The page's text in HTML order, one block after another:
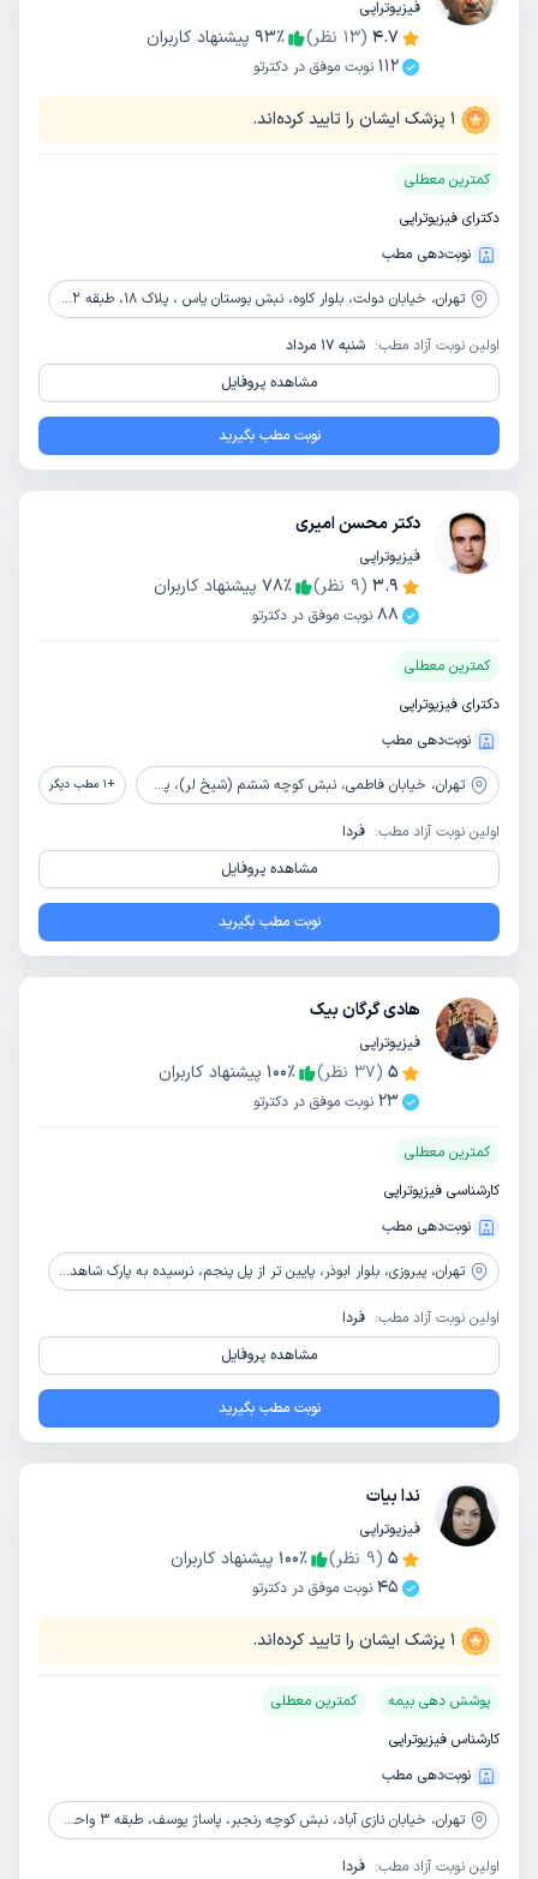
فیزیوتراپی
4.7
(
13 نظر) 93٪
پیشنهاد کاربران
112 نوبت موفق در دکترتو
1 پزشک ایشان را تایید کرده‌اند.
کمترین معطلی
دکترای فیزیوتراپی
نوبت‌دهی مطب
تهران، خیابان دولت، بلوار کاوه، نبش بوستان یاس ، پلاک 18، طبقه 2، واحد 3
اولین نوبت آزاد مطب: شنبه 17 مرداد
مشاهده پروفایل
نوبت مطب بگیرید
دکتر محسن امیری
فیزیوتراپی
3.9
(
9 نظر) 78٪
پیشنهاد کاربران
88 نوبت موفق در دکترتو
کمترین معطلی
دکترای فیزیوتراپی
نوبت‌دهی مطب
تهران، خیابان فاطمی، نبش کوچه ششم (شیخ لر)، پلاک136، بالای بانک مسکن، طبقه 3، واحد15 +
1 مطب دیگر
اولین نوبت آزاد مطب: فردا
مشاهده پروفایل
نوبت مطب بگیرید
هادی گرگان بیک
فیزیوتراپی
5
(
37 نظر) 100٪
پیشنهاد کاربران
23 نوبت موفق در دکترتو
کمترین معطلی
کارشناسی فیزیوتراپی
نوبت‌دهی مطب
تهران، پیروزی، بلوار ابوذر، پایین تر از پل پنجم، نرسیده به پارک شاهد، پلاک 262، طبقه 2
اولین نوبت آزاد مطب: فردا
مشاهده پروفایل
نوبت مطب بگیرید
ندا بیات
فیزیوتراپی
5
(
9 نظر) 100٪
پیشنهاد کاربران
45 نوبت موفق در دکترتو
1 پزشک ایشان را تایید کرده‌اند.
پوشش دهی بیمه
کمترین معطلی
کارشناس فیزیوتراپی
نوبت‌دهی مطب
تهران، خیابان نازی آباد، نبش کوچه رنجبر، پاساژ یوسف، طبقه 3 واحد 38
اولین نوبت آزاد مطب: فردا